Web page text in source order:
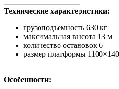
Технические характеристики:
грузоподъемность 630 кг
максимальная высота 13 м
количество остановок 6
размер платформы
Особенности: